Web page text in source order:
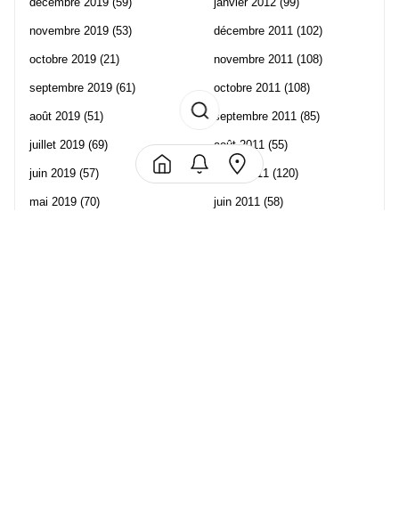
novembre 2019 (53)
octobre 2019 (21)
septembre 2019 (61)
août 2019 (51)
juillet 2019 (69)
juin 2019 (57)
mai 2019 (70)
décembre 2011 (102)
novembre 2011 (108)
octobre 2011 (108)
septembre 2011 (85)
août 2011 (55)
juillet 2011 (120)
juin 2011 (58)